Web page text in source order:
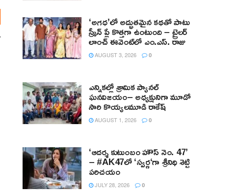
‘అగధ’లో అద్భుతమైన కథతో పాటు
స్క్రీన్ ప్లే కొత్తగా ఉంటుంది – ట్రైలర్
లాంచ్ ఈవెంట్‌లో ఎం.ఎస్. రాజు
AUGUST 3, 2026 0
ఎన్నికల్లో శ్రామిక ప్యానల్‌
ఘనవిజయం– అధ్యక్షునిగా మూడో
సారి కొయ్యలమూడి రాకేష్‌
AUGUST 1, 2026 0
‘ఆదర్శ కుటుంబం హౌస్ నెం. 47’
– #AK47లో ‘స్వర్ణ‘గా శ్రీనిధి శెట్టి
పరిచయం
JULY 28, 2026 0